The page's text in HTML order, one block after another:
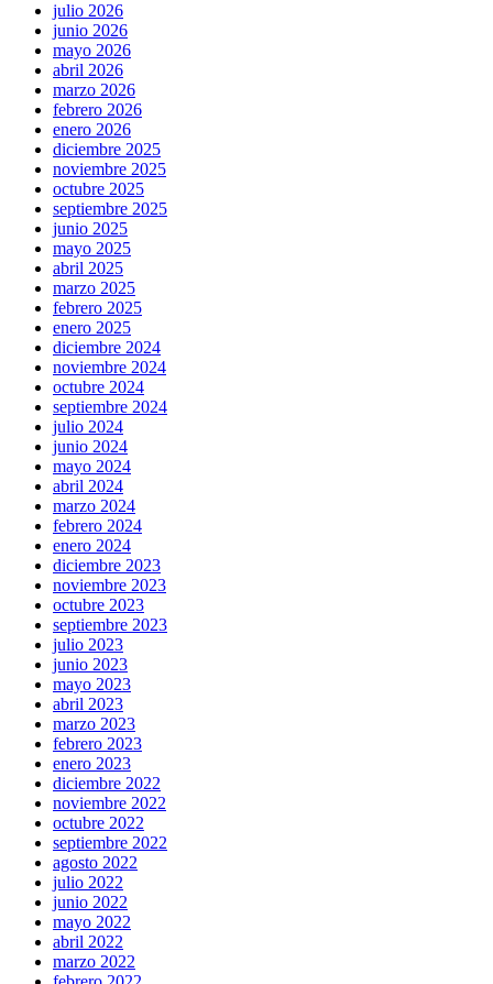
julio 2026
junio 2026
mayo 2026
abril 2026
marzo 2026
febrero 2026
enero 2026
diciembre 2025
noviembre 2025
octubre 2025
septiembre 2025
junio 2025
mayo 2025
abril 2025
marzo 2025
febrero 2025
enero 2025
diciembre 2024
noviembre 2024
octubre 2024
septiembre 2024
julio 2024
junio 2024
mayo 2024
abril 2024
marzo 2024
febrero 2024
enero 2024
diciembre 2023
noviembre 2023
octubre 2023
septiembre 2023
julio 2023
junio 2023
mayo 2023
abril 2023
marzo 2023
febrero 2023
enero 2023
diciembre 2022
noviembre 2022
octubre 2022
septiembre 2022
agosto 2022
julio 2022
junio 2022
mayo 2022
abril 2022
marzo 2022